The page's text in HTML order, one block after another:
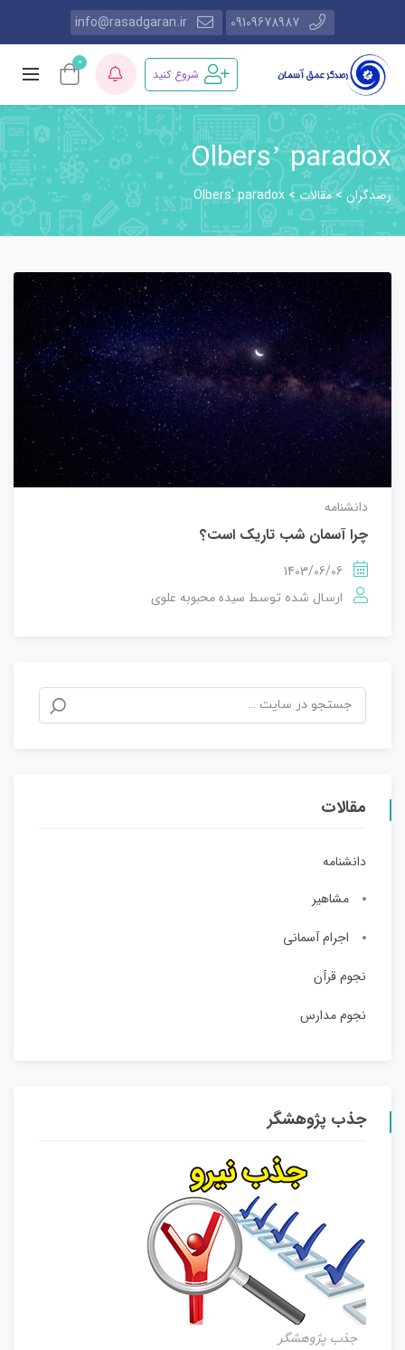
09109678987
info@rasadgaran.ir
شروع کنید
0
Olbers’ paradox
رصدگران>مقالات>
Olbers' paradox
دانشنامه
چرا آسمان شب تاریک است؟
1403/06/06
ارسال شده توسط سیده محبوبه علوی
مقالات
دانشنامه
مشاهیر
اجرام آسمانی
نجوم قرآن
نجوم مدارس
جذب پژوهشگر
جذب پژوهشگر